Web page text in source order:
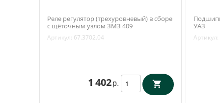
Реле регулятор (трехуровневый) в сборе
с щёточным узлом ЗМЗ 409
Артикул: 67.3702.04
1 402 р.
УАЗ
Артикул: